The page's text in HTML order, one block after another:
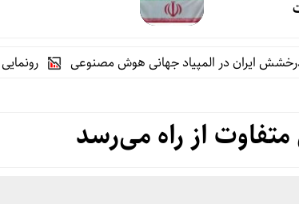
در المپیاد جهانی هوش مصنوعی
رونمایی خودرو IM LS9 توسط نیکا موتور ، لوکس ترین شاسی بلند EREV در ایران
متفاوت از راه می‌رسد